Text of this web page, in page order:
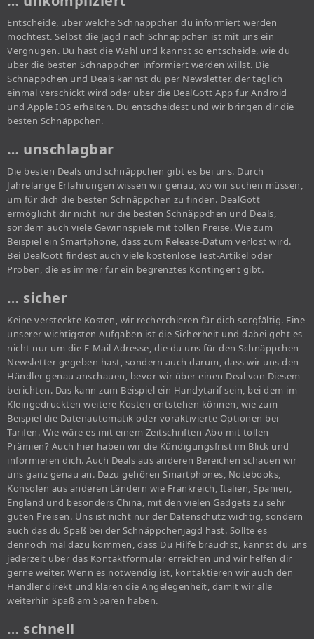
Entscheide, über welche Schnäppchen du informiert werden
möchtest. Selbst die Jagd nach Schnäppchen ist mit uns ein
Vergnügen. Du hast die Wahl und kannst so entscheide, wie du
über die besten Schnäppchen informiert werden willst. Die
Schnäppchen und Deals kannst du per Newsletter, der täglich
einmal verschickt wird oder über die DealGott App für Android
und Apple IOS erhalten. Du entscheidest und wir bringen dir die
besten Schnäppchen.
… unschlagbar
Die besten Deals und schnäppchen gibt es bei uns. Durch
Jahrelange Erfahrungen wissen wir genau, wo wir suchen müssen,
um für dich die besten Schnäppchen zu finden. DealGott
ermöglicht dir nicht nur die besten Schnäppchen und Deals,
sondern auch viele Gewinnspiele mit tollen Preise. Wie zum
Beispiel ein Smartphone, dass zum Release-Datum verlost wird.
Bei DealGott findest auch viele kostenlose Test-Artikel oder
Proben, die es immer für ein begrenztes Kontingent gibt.
… sicher
Keine versteckte Kosten, wir recherchieren für dich sorgfältig. Eine
unserer wichtigsten Aufgaben ist die Sicherheit und dabei geht es
nicht nur um die E-Mail Adresse, die du uns für den Schnäppchen-
Newsletter gegeben hast, sondern auch darum, dass wir uns den
Händler genau anschauen, bevor wir über einen Deal von Diesem
berichten. Das kann zum Beispiel ein Handytarif sein, bei dem im
Kleingedruckten weitere Kosten entstehen können, wie zum
Beispiel die Datenautomatik oder voraktivierte Optionen bei
Tarifen. Wie wäre es mit einem Zeitschriften-Abo mit tollen
Prämien? Auch hier haben wir die Kündigungsfrist im Blick und
informieren dich. Auch Deals aus anderen Bereichen schauen wir
uns ganz genau an. Dazu gehören Smartphones, Notebooks,
Konsolen aus anderen Ländern wie Frankreich, Italien, Spanien,
England und besonders China, mit den vielen Gadgets zu sehr
guten Preisen. Uns ist nicht nur der Datenschutz wichtig, sondern
auch das du Spaß bei der Schnäppchenjagd hast. Sollte es
dennoch mal dazu kommen, dass Du Hilfe brauchst, kannst du uns
jederzeit über das Kontaktformular erreichen und wir helfen dir
gerne weiter. Wenn es notwendig ist, kontaktieren wir auch den
Händler direkt und klären die Angelegenheit, damit wir alle
weiterhin Spaß am Sparen haben.
… schnell